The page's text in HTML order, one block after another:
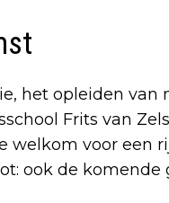
het opleiden
Frits van
welkom voor een
ook de komende